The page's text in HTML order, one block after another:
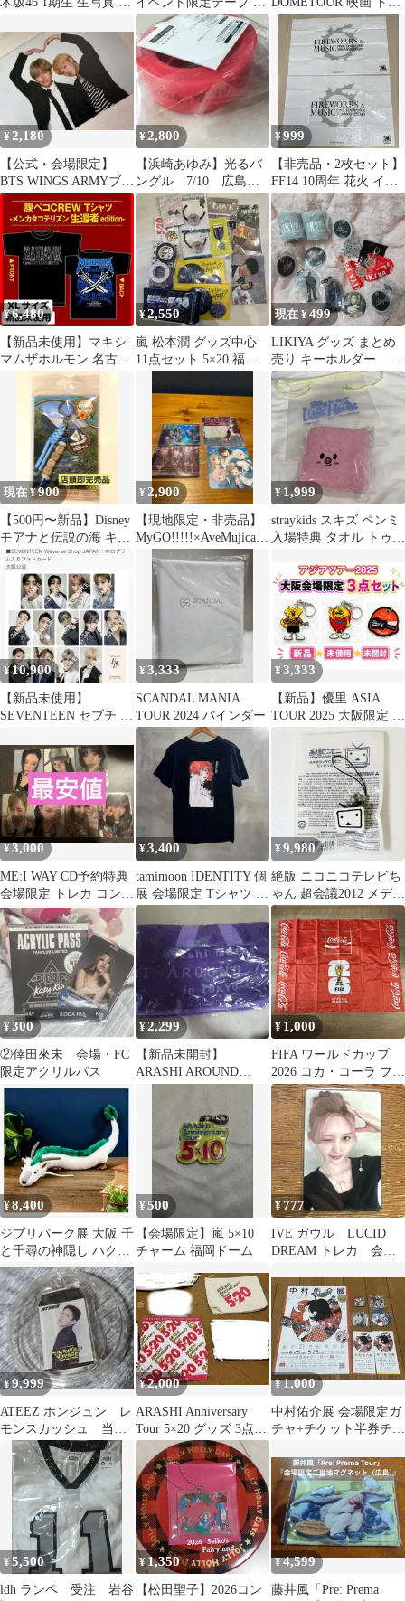
ンプリートセット 田村
美紀
カ♡【新品】
¥2,180
【公式・会場限定】
BTS WINGS ARMYブー
ス 4期 クオズ トレカ
¥2,800
【浜崎あゆみ】光るバ
ングル 7/10 広島公
演分 1点
¥999
【非売品・2枚セット】
FF14 10周年 花火 イベ
ント限定 レジャーシー
ト
¥6,480
【新品未使用】マキシ
マムザホルモン 名古屋
限定 生還者 edition XL
¥2,550
嵐 松本潤 グッズ中心
11点セット 5×20 福岡
現在 ¥499
LIKIYA グッズ まとめ
売り キーホルダー リ
キヤ マルチバンド
現在 ¥900
【500円〜新品】Disney
モアナと伝説の海 キー
ホルダー マウイ MAUI
¥ 2,900
【現地限定・非売品】
MyGO!!!!!×AveMujica豪
華4点セット
¥ 1,999
straykids スキズ ペンミ
入場特典 タオル トゥエ
¥10,900
【新品未使用】
SEVENTEEN セブチ 来
ンプ
¥3,333
SCANDAL MANIA
TOUR 2024 バインダー
¥3,333
【新品】優里 ASIA
TOUR 2025 大阪限定 キ
ーホルダー 3点セット
¥3,000
ME:I WAY CD予約特典
会場限定 トレカ コンプ
まとめ売り
¥3,400
tamimoon IDENTITY 個
展 会場限定 Tシャツ バ
ックプリント
¥9,980
絶版 ニコニコテレビち
ゃん 超会議2012 メディ
コムトイ 数量限定 スト
ラップ
¥300
②倖田來未 会場・FC
限定アクリルパス
¥2,299
【新品未開封】
ARASHI AROUND
¥ 1,000
FIFA ワールドカップ
2026 コカ・コーラ フラ
ッグ 非売品 会場配布品
¥8,400
ジブリパーク展 大阪 千
と千尋の神隠し ハク龍
ぬいぐるみ 新品未使用
¥500
【会場限定】嵐 5×10
チャーム 福岡ドーム
¥777
IVE ガウル LUCID
DREAM トレカ 会場
¥9,999
ATEEZ ホンジュン レ
モンスカッシュ 当た
り アクキー 会場限
定缶
¥2,000
ARASHI Anniversary
Tour 5×20 グッズ 3点セ
ット
¥1,000
中村佑介展 会場限定ガ
チャ+チケット半券チラ
¥5,500
ldh ランペ 受注 岩谷
¥ 1,350
【松田聖子】2026コン
¥4,599
藤井風「Pre: Prema